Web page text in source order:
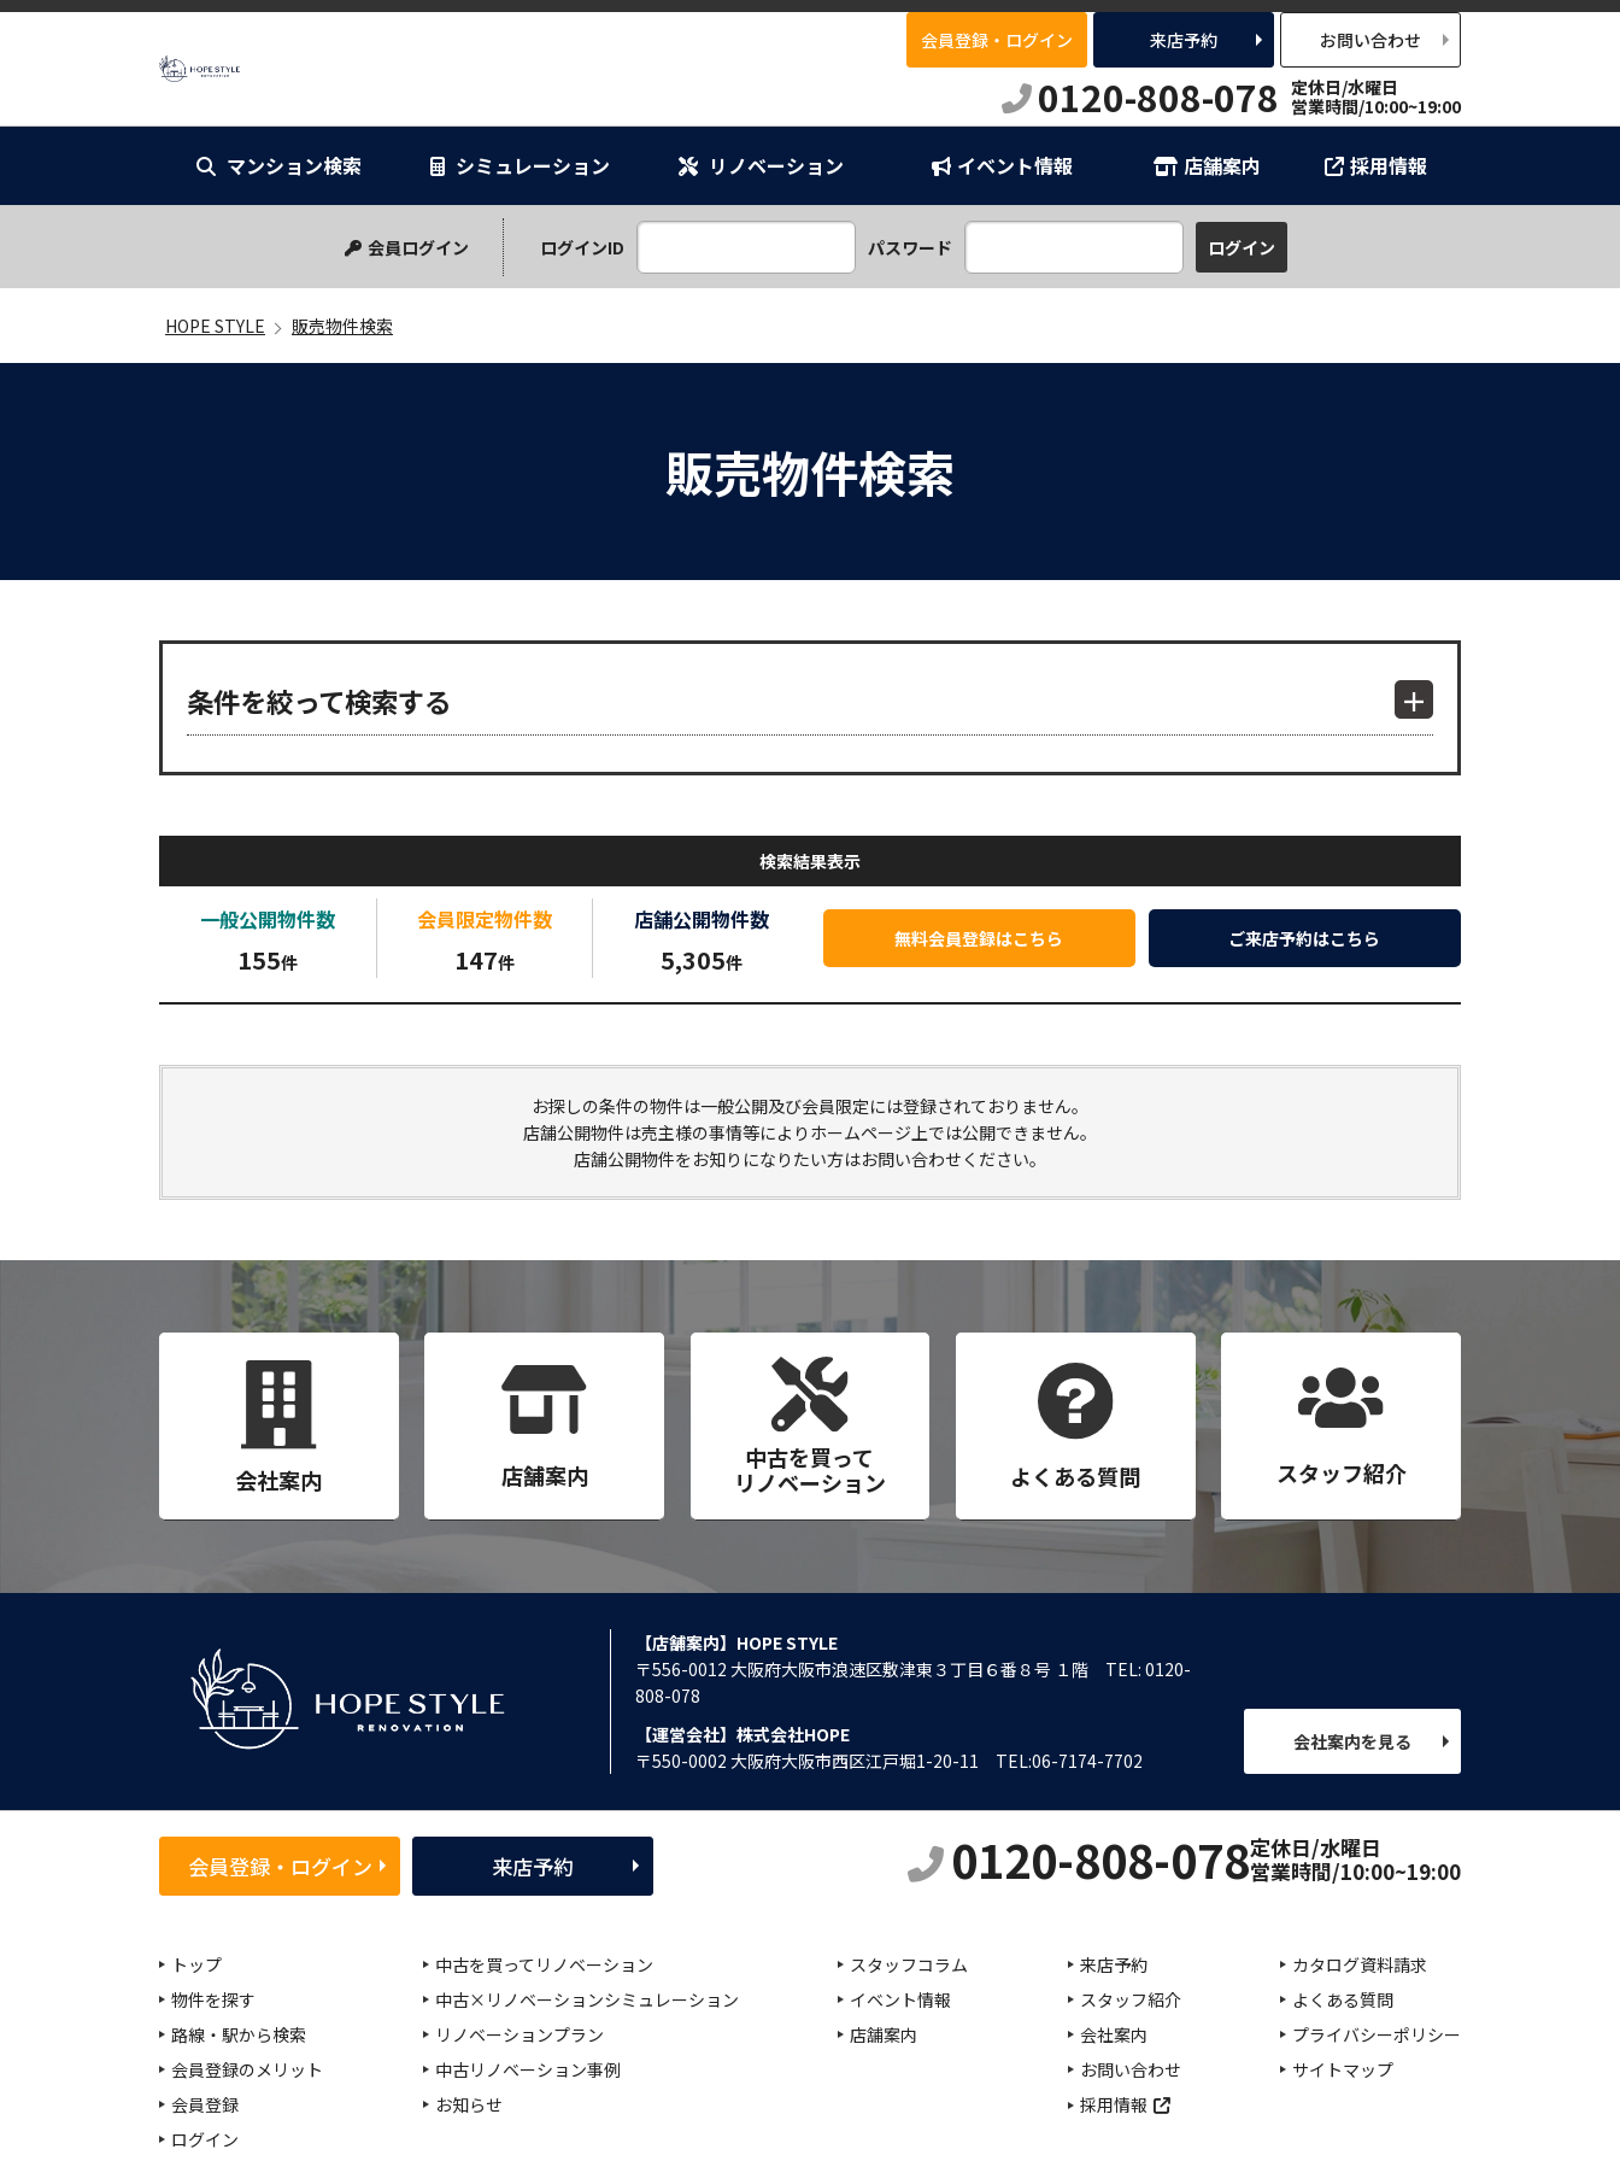
会員登録・ログイン 来店予約 お問い合わせ
0120-808-078 定休日/水曜日
営業時間/10:00~19:00
マンション検索 シミュレーション
シミュレーション
リノベーションプラン
リノベーション イベント情報 店舗案内 採用情報
会員ログイン ログインID パスワード
HOPE STYLE 販売物件検索
販売物件検索
条件を絞って検索する
検索結果表示
一般公開物件数
155件
会員限定物件数
147件
店舗公開物件数
5,305件
無料会員登録はこちら ご来店予約はこちら
お探しの条件の物件は一般公開及び会員限定には登録されておりません。
店舗公開物件は売主様の事情等によりホームページ上では公開できません。
店舗公開物件をお知りになりたい方はお問い合わせください。
会社案内 店舗案内
中古を買って
リノベーション
よくある質問 スタッフ紹介
【店舗案内】HOPE STYLE
〒556-0012 大阪府大阪市浪速区敷津東３丁目６番８号 １階 TEL: 0120-
808-078
【運営会社】株式会社HOPE
〒550-0002 大阪府大阪市西区江戸堀1-20-11 TEL:06-7174-7702
会社案内を見る
会員登録・ログイン 来店予約 0120-808-078定休日/水曜日
営業時間/10:00~19:00
トップ
物件を探す
路線・駅から検索
会員登録のメリット
会員登録
ログイン
中古を買ってリノベーション
中古×リノベーションシミュレーション
リノベーションプラン
中古リノベーション事例
お知らせ
スタッフコラム
イベント情報
店舗案内
来店予約
スタッフ紹介
会社案内
お問い合わせ
採用情報
カタログ資料請求
よくある質問
プライバシーポリシー
サイトマップ